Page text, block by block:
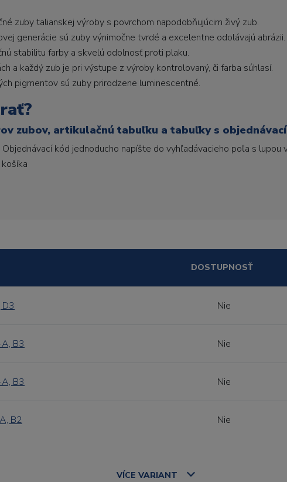
zuby talianskej výroby s povrchom napodobňujúcim živý zub.
generácie sú zuby výnimočne tvrdé a excelentne odolávajú abrázii.
stabilitu farby a skvelú odolnosť proti plaku.
a každý zub je pri výstupe z výroby kontrolovaný, či farba súhlasí.
pigmentov sú zuby prirodzene luminescentné.
zubov, artikulačnú tabuľku a tabuľky s
kód jednoducho napíšte do vyhľadávacieho poľa s
DOSTUPNOSŤ
Nie
B3 Nie
B3 Nie
B2 Nie
VÍCE VARIANT